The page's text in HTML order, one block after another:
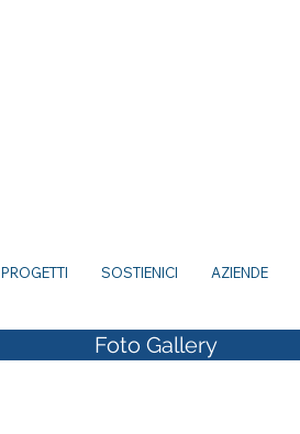
Foto Gallery
PROGETTI SOSTIENICI AZIENDE